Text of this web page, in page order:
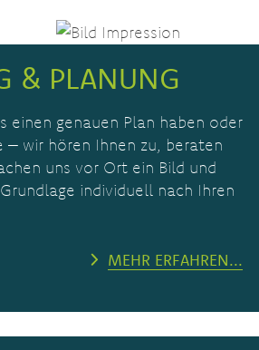
& PLANUNG
einen genauen Plan haben oder
– wir hören Ihnen zu, beraten
uns vor Ort ein Bild und
individuell nach Ihren
MEHR ERFAHREN...